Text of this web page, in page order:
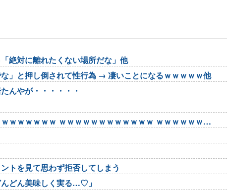
絶対に離れたくない場所だな」他
」と押し倒されて性行為 → 凄いことになるｗｗｗｗｗ他
んやが・・・・・・
ｗｗｗｗｗｗ ｗｗｗｗｗｗｗｗｗｗｗｗ ｗｗｗｗｗｗ
トを見て思わず拒否してしまう
んどん美味しく実る…♡」